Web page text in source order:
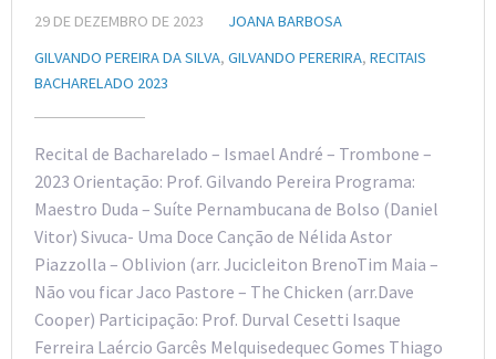
29 DE DEZEMBRO DE 2023
JOANA BARBOSA
GILVANDO PEREIRA DA SILVA, GILVANDO PERERIRA, RECITAIS
BACHARELADO 2023
Recital de Bacharelado – Ismael André – Trombone –
2023 Orientação: Prof. Gilvando Pereira Programa:
Maestro Duda – Suíte Pernambucana de Bolso (Daniel
Vitor) Sivuca- Uma Doce Canção de Nélida Astor
Piazzolla – Oblivion (arr. Jucicleiton BrenoTim Maia –
Não vou ficar Jaco Pastore – The Chicken (arr.Dave
Cooper) Participação: Prof. Durval Cesetti Isaque
Ferreira Laércio Garcês Melquisedequec Gomes Thiago